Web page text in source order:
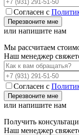
Согласен с
или напишите нам
Мы рассчитаем
Наш менеджер
Согласен с
или напишите нам
Получить
Наш менеджер